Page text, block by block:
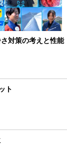
対策の考えと性能
ト